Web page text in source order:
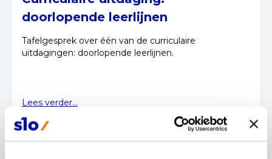
doorlopende leerlijnen
Tafelgesprek over één van de curriculaire
uitdagingen: doorlopende leerlijnen.
Lees verder...
07 juli 2022